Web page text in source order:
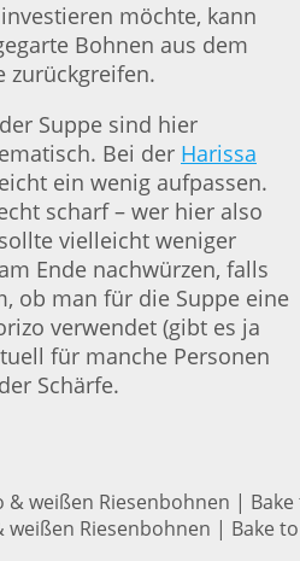
möchte, kann
Bohnen aus dem
zurückgreifen.
Suppe sind hier
Bei der Harissa
ein wenig aufpassen.
scharf – wer hier also
vielleicht weniger
Ende nachwürzen, falls
ob man für die Suppe eine
verwendet (gibt es ja
für manche Personen
Schärfe.
weißen Riesenbohnen | Bake